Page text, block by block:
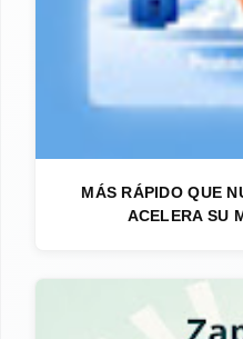
MÁS RÁPIDO QUE
ACELERA SU